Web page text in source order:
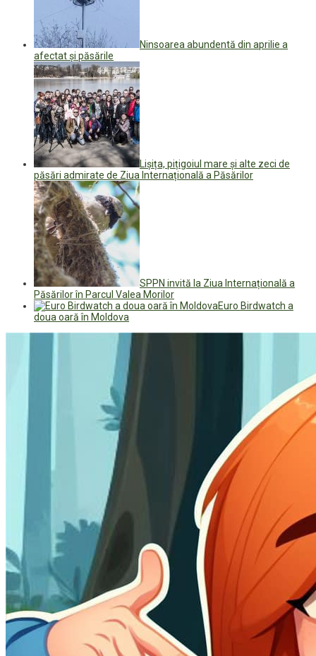
Ninsoarea abundentă din aprilie a
afectat și păsările
Lișița, pițigoiul mare și alte zeci de
păsări admirate de Ziua Internațională a Păsărilor
SPPN invită la Ziua Internațională a
Păsărilor în Parcul Valea Morilor
Euro Birdwatch a
doua oară în Moldova